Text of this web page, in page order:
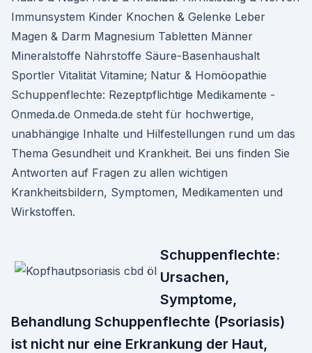
Immunsystem Kinder Knochen & Gelenke Leber
Magen & Darm Magnesium Tabletten Männer
Mineralstoffe Nährstoffe Säure-Basenhaushalt
Sportler Vitalität Vitamine; Natur & Homöopathie
Schuppenflechte: Rezeptpflichtige Medikamente -
Onmeda.de Onmeda.de steht für hochwertige,
unabhängige Inhalte und Hilfestellungen rund um das
Thema Gesundheit und Krankheit. Bei uns finden Sie
Antworten auf Fragen zu allen wichtigen
Krankheitsbildern, Symptomen, Medikamenten und
Wirkstoffen.
Schuppenflechte:
Ursachen,
Symptome,
Behandlung Schuppenflechte (Psoriasis)
ist nicht nur eine Erkrankung der Haut,